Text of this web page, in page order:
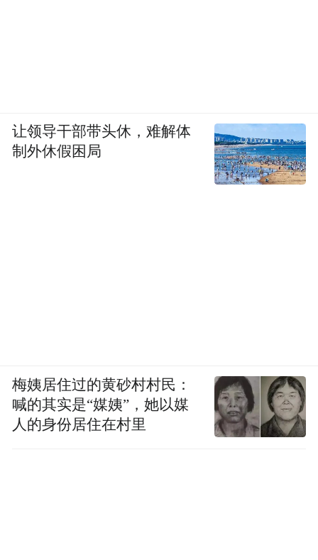
让领导干部带头休，难解体
制外休假困局
梅姨居住过的黄砂村村民：
喊的其实是“媒姨”，她以媒
人的身份居住在村里